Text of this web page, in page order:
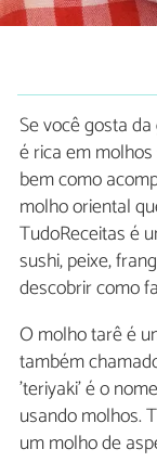
Se você gosta da
é rica em
bem como
molho oriental
TudoReceitas é
sushi, peixe,
descobrir como
O molho tarê é
também
'teriyaki' é o
usando molhos.
um molho de